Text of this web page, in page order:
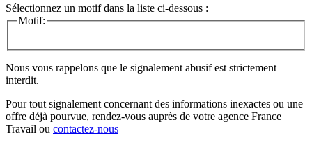
Sélectionnez un motif dans la liste ci-dessous :
Motif:
Nous vous rappelons que le signalement abusif est strictement
interdit.
Pour tout signalement concernant des informations inexactes ou une
offre déjà pourvue, rendez-vous auprès de votre agence France
Travail ou contactez-nous